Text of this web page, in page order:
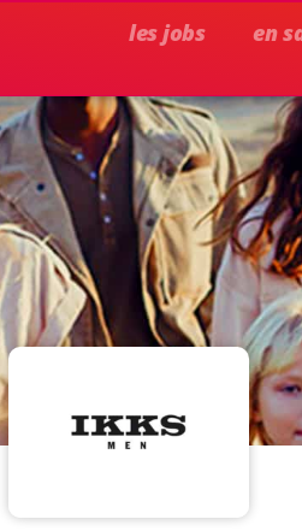
les jobs en